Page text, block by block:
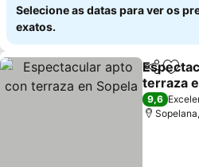
Selecione as datas para ver os
exatos.
Partilhar
terraza
9,6